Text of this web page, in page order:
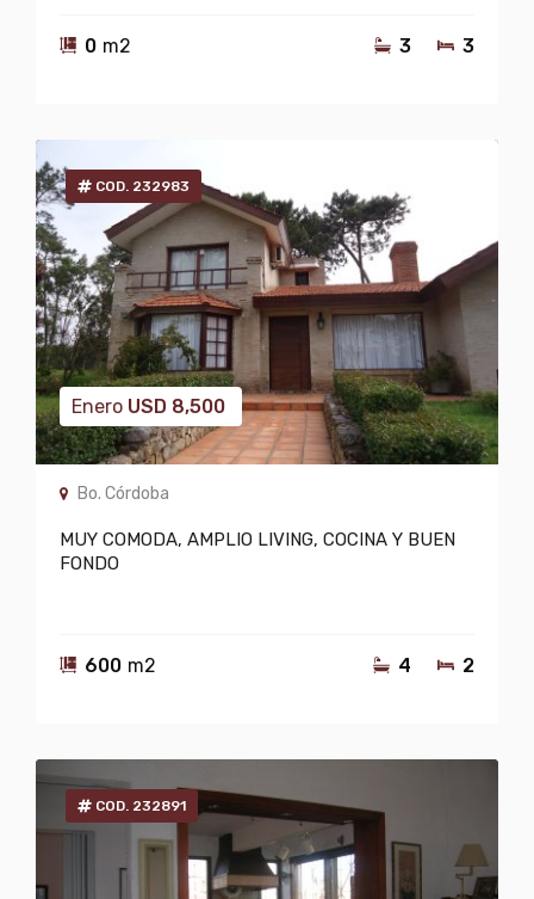
0 m2 3
3
COD. 232983
Enero USD 8,500
Bo. Córdoba
MUY COMODA, AMPLIO LIVING, COCINA Y BUEN
FONDO
600 m2 2
4
COD. 232891